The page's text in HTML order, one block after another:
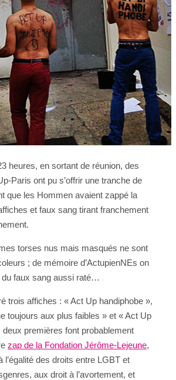
heures, en sortant de réunion, des
Paris ont pu s’offrir une tranche de
que les Hommen avaient zappé la
et faux sang tirant franchement
torses nus mais masqués ne sont
; de mémoire d’ActupienNEs on
du faux sang aussi raté…
trois affiches : « Act Up handiphobe »,
toujours aux plus faibles » et « Act Up
deux premières font probablement
zap de la Fondation Jérôme-Lejeune,
l’égalité des droits entre LGBT et
aux droit à l’avortement, et